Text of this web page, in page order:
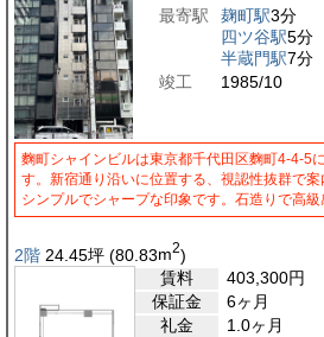
最寄駅
麹町駅3分
四ツ谷駅5分
半蔵門駅7分
竣工
1985/10
麴町シャインビルは東京都千代田区麴町4-4-5
す。新宿通り沿いに位置する、視認性抜群で
シンプルでシャープな印象です。石造りで高級
2階 24.45坪 (80.83m2)
賃料
403,300円
保証金
6ヶ月
礼金
1.0ヶ月